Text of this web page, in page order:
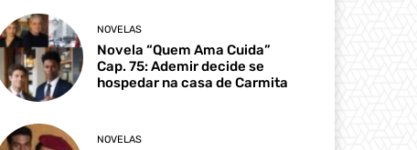
NOVELAS
Novela “Quem Ama Cuida”
Cap. 75: Ademir decide se
hospedar na casa de Carmita
NOVELAS